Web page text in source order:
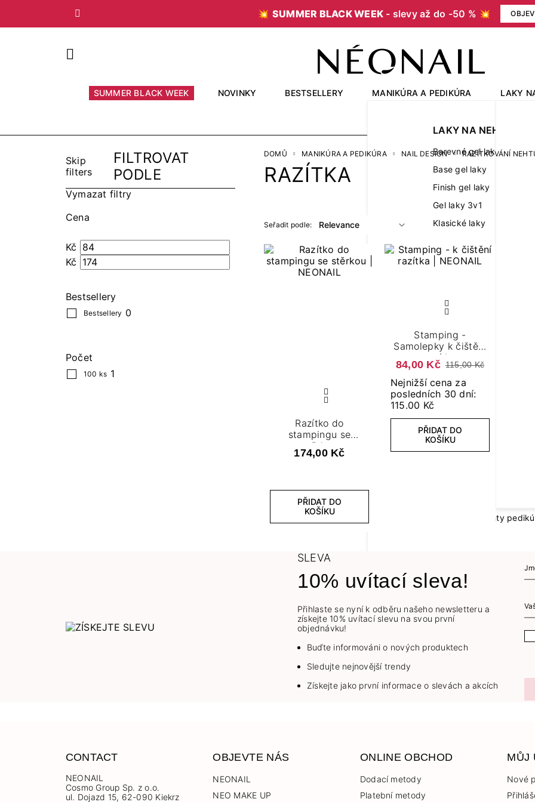
💥 SUMMER BLACK WEEK - slevy až do -50 % 💥 OBJEV
Předchozí
SUMMER BLACK WEEK NOVINKY BESTSELLERY MANIKÚRA A PEDIKÚRA
LAKY NA NEHTY
Barevné gel laky
Base gel laky
Finish gel laky
Gel laky 3v1
Klasické laky
PŘÍSLUŠENSTVÍ K
MANIKÚŘE
Brusky na modeláž nehtů
LED lampy na nehty
Nálepky na nehty
LAKY
Skip
filters
FILTROVAT
PODLE
Vymazat filtry
Cena
Kč
Kč
Bestsellery
Bestsellery 0
Počet
100 ks 1
DOMŮ MANIKÚRA A PEDIKÚRA NAIL DESIGN RAZÍTKOVÁNÍ
RAZÍTKA
Seřadit podle:
Razítko do
stampingu se
stěrkou
174,00 Kč
PŘIDAT DO
KOŠÍKU
Stamping -
Samolepky k čištění
razítka
84,00 Kč 115,00 Kč
Nejnižší cena za
posledních 30 dní:
115.00 Kč
PŘIDAT DO
KOŠÍKU
SLEVA
10% uvítací sleva!
Přihlaste se nyní k odběru našeho newsletteru a
získejte 10% uvítací slevu na svou první
objednávku!
Buďte informováni o nových produktech
Sledujte nejnovější trendy
Získejte jako první informace o slevách a akcích
CONTACT
NEONAIL
Cosmo Group Sp. z o.o.
ul. Dojazd 15, 62-090 Kiekrz
OBJEVTE NÁS
NEONAIL
NEO MAKE UP
ONLINE OBCHOD
Dodací metody
Platební metody
MŮJ
Nové